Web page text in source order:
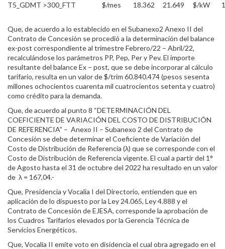
T5_GDMT >300_FTT
$/mes 18.362 21.649 $/kW
Que, de acuerdo a lo establecido en el Subanexo2 Anexo II del
Contrato de Concesión se procedió a la determinación del balance
ex-post correspondiente al trimestre Febrero/22 – Abril/22,
recalculándose los parámetros PP, Pep, Per y Pev. El importe
resultante del balance Ex – post, que se debe incorporar al cálculo
tarifario, resulta en un valor de $/trim 60.840.474 (pesos sesenta
millones ochocientos cuarenta mil cuatrocientos setenta y cuatro)
como crédito para la demanda.
Que, de acuerdo al punto 8 “DETERMINACIÓN DEL
COEFICIENTE DE VARIACIÓN DEL COSTO DE DISTRIBUCIÓN
DE REFERENCIA” – Anexo II – Subanexo 2 del Contrato de
Concesión se debe determinar el Coeficiente de Variación del
Costo de Distribución de Referencia (λ) que se corresponde con el
Costo de Distribución de Referencia vigente. El cual a partir del 1°
de Agosto hasta el 31 de octubre del 2022 ha resultado en un valor
de λ = 167,04.-
Que, Presidencia y Vocalia I del Directorio, entienden que en
aplicación de lo dispuesto por la Ley 24.065, Ley 4.888 y el
Contrato de Concesión de EJESA, corresponde la aprobación de
los Cuadros Tarifarios elevados por la Gerencia Técnica de
Servicios Energéticos.
Que, Vocalía II emite voto en disidencia el cual obra agregado en el